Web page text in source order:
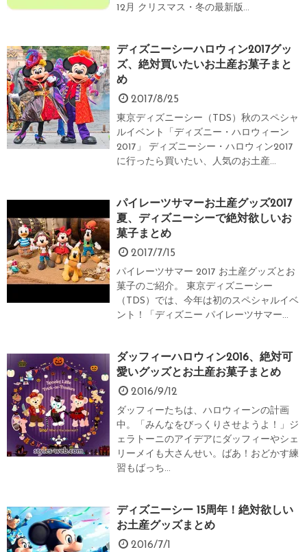
12月 クリスマス・冬の最新版...
ディズニーシーハロウィン2017グッ
ズ、絶対買いたいお土産お菓子まと
め
2017/8/25
東京ディズニーシー（TDS）秋のスペシャ
ルイベント「ディズニー・ハロウィーン
2017」 ディズニーシー・ハロウィン2017
に行ったら買いたい、人気のお土産...
パイレーツサマーお土産グッズ2017
夏、ディズニーシーで絶対欲しいお
菓子まとめ
2017/7/15
パイレーツサマー 2017 お土産グッズとお
菓子のご紹介。 東京ディズニーシー
（TDS）では、今年は初のスペシャルイベ
ント！「ディズニー パイレーツサマー...
ダッフィーハロウィン2016、絶対可
愛いグッズとお土産お菓子まとめ
2016/9/12
ダッフィーたちは、ハロウィーンの計画
中。「みんなをびっくりさせようよ！」ジ
ェラトーニのアイデアにダッフィーやシェ
リーメイも大さんせい。ばあ！おどかす練
習もばっち...
ディズニーシー 15周年！絶対欲しい
お土産グッズまとめ
2016/7/1